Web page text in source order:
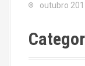
outubro